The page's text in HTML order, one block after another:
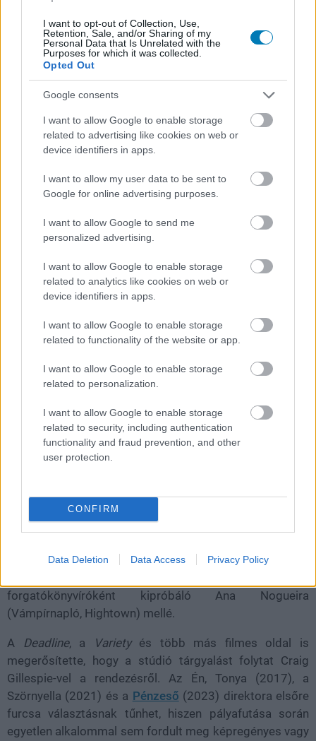
I want to opt-out of Collection, Use,
Retention, Sale, and/or Sharing of my
Personal Data that Is Unrelated with the
Purposes for which it was collected.
Opted Out
Google consents
I want to allow Google to enable storage
related to advertising like cookies on web or
device identifiers in apps.
I want to allow my user data to be sent to
Google for online advertising purposes.
I want to allow Google to send me
personalized advertising.
I want to allow Google to enable storage
related to analytics like cookies on web or
device identifiers in apps.
I want to allow Google to enable storage
related to functionality of the website or app.
I want to allow Google to enable storage
related to personalization.
I want to allow Google to enable storage
related to security, including authentication
functionality and fraud prevention, and other
user protection.
CONFIRM
Data Deletion Data Access Privacy Policy
Chavalier|2024 április 4. 07:39
Sosem járt még szuperhősös produkciók
közelében a Supergirl: Woman of Tomorrow
élére kiszemelt rendező.
21.65%
Idén sem maradnak DC-tartalmak nélkül a rajongok: a
mozikba a Joker: Folie à Deux miatt lesz érdemes
ellátogatniuk, míg a tévékészülék képernyőjéről a Max
streamingplatformra érkező Pingvin sorozat kedvéért
Corenswettel és Rachel Brosnahannel készülő
Supermannel elrajtol a DCEU örökébe lépő új filmes
univerzum, a DCU, amelyben James Gunn a DC Studios
vezetőjeként fontos szerepet szán Kara Zor-El, azaz
Supergirl karakterének is.
A Földre már tiniként érkezett kryptonit a Sárkányok
házával befutottMilly Alcock alakítja majd
Supermanben, de nem kell sokáig rokona árnyékában
maradnia, mivel tervben van a saját filmje is Supergirl:
Woman of Tomorrow címmel.
A DCU többi, már bejelentett produkciójához (The
Authority, The Brave and the Bold, Swamp Thing)
tűnik, hogy rövidesen megtalálják a rendezőjét is a
forgatókönyvíróként kipróbáló Ana Nogueira
(Vámpírnapló, Hightown) mellé.
A Deadline, a Varietyés több más filmes oldal is
megerősítette, hogy a stúdió tárgyalást folytat Craig
Gillespie-vel a rendezésről. Az Én, Tonya (2017), a
Szörnyella (2021) és a Pénzeső (2023) direktora elsőre
furcsa választásnak tűnhet, hiszen pályafutása során
egyetlen alkalommal sem fordult meg képregényes vagy